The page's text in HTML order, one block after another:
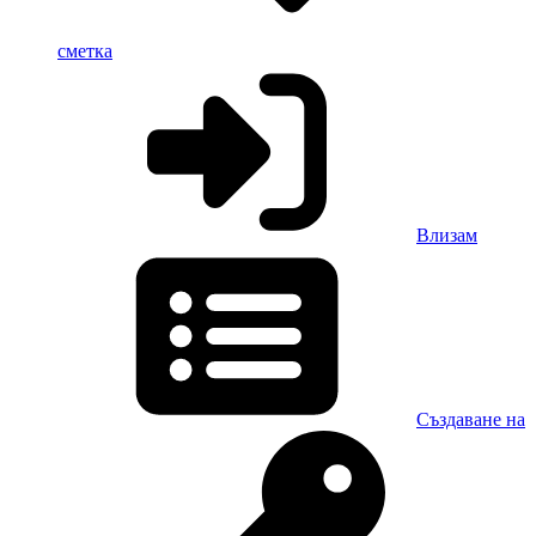
сметка
Влизам
Създаване на